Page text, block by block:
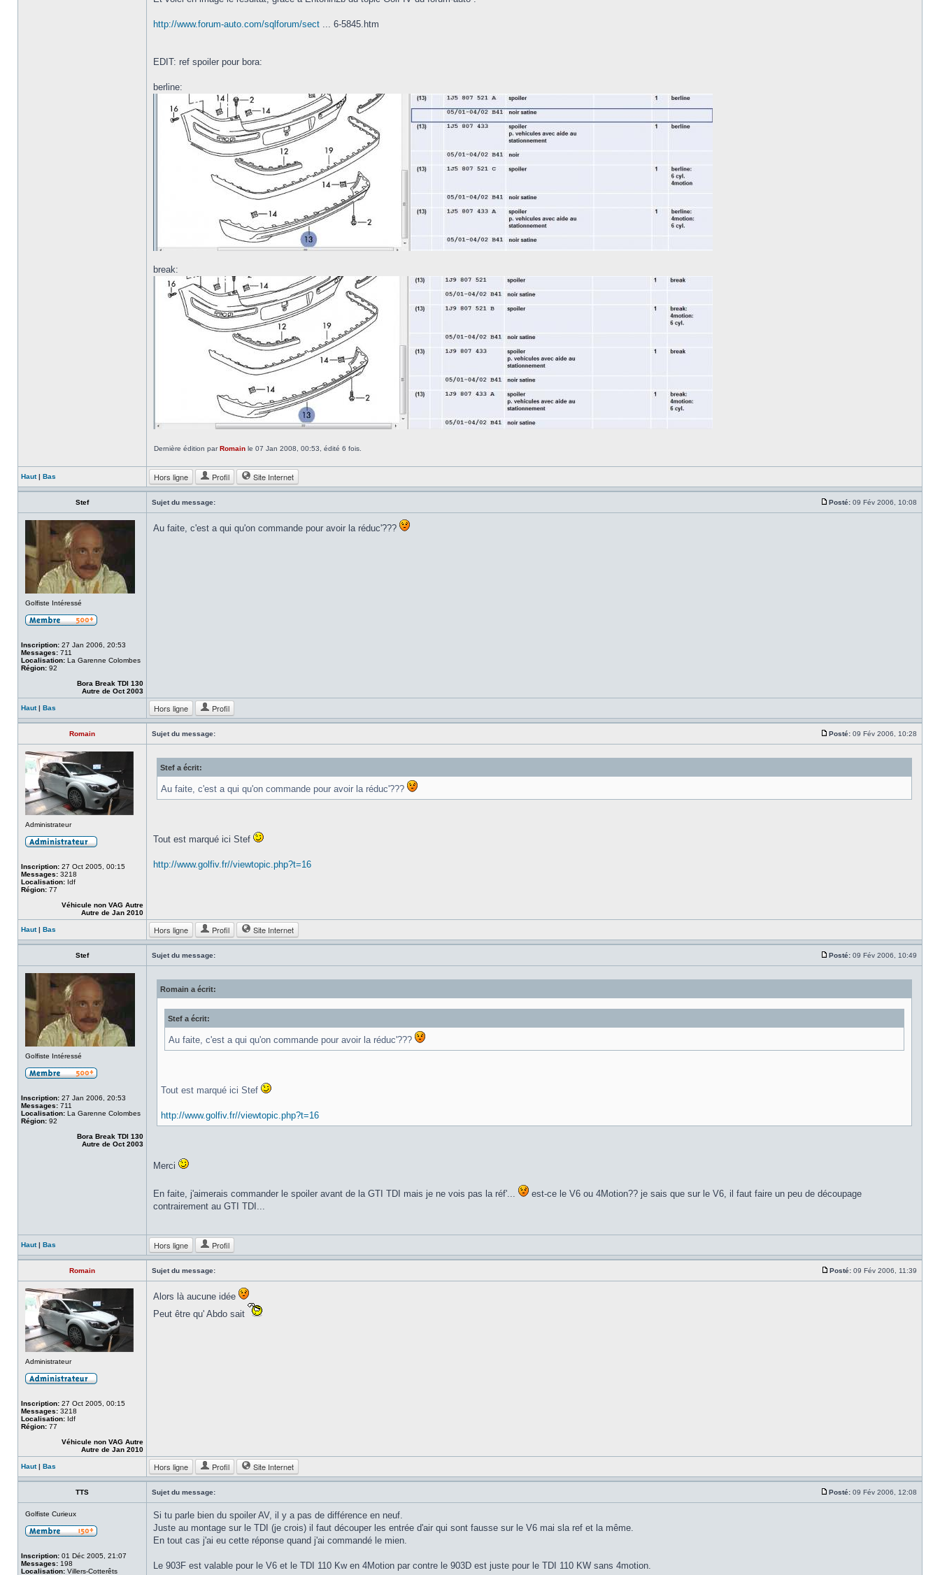
http://www.forum-auto.com/sqlforum/sect ... 6-5845.htm
EDIT: ref spoiler pour bora:
berline:
break:
Dernière édition parRomain le 07 Jan 2008, 00:53, édité 6 fois.
Haut| Bas Hors ligne Profil Site Internet
Stef Sujet du message: Posté: 09 Fév 2006, 10:08
Golfiste Intéressé
Inscription: 27 Jan 2006, 20:53
Messages: 711
Localisation: La Garenne Colombes
Région: 92
Bora Break TDI 130
Autre de Oct 2003
Au faite, c'est a qui qu'on commande pour avoir la réduc'???
Haut| Bas Hors ligne Profil
Romain Sujet du message: Posté: 09 Fév 2006, 10:28
Administrateur
Inscription: 27 Oct 2005, 00:15
Messages: 3218
Localisation: Idf
Région: 77
Véhicule non VAG Autre
Autre de Jan 2010
Stef a écrit:
Au faite, c'est a qui qu'on commande pour avoir la réduc'???
Tout est marqué ici Stef
http://www.golfiv.fr//viewtopic.php?t=16
Haut| Bas Hors ligne Profil Site Internet
Stef Sujet du message: Posté: 09 Fév 2006, 10:49
Golfiste Intéressé
Inscription: 27 Jan 2006, 20:53
Messages: 711
Localisation: La Garenne Colombes
Région: 92
Bora Break TDI 130
Autre de Oct 2003
Romain a écrit:
Stef a écrit:
Au faite, c'est a qui qu'on commande pour avoir la réduc'???
Tout est marqué ici Stef
http://www.golfiv.fr//viewtopic.php?t=16
Merci
En faite, j'aimerais commander le spoiler avant de la GTI TDI mais je ne vois pas la réf'...
est-ce le V6 ou 4Motion?? je sais que sur le V6, il faut faire un peu de découpage
contrairement au GTI TDI...
Haut| Bas Hors ligne Profil
Romain Sujet du message: Posté: 09 Fév 2006, 11:39
Administrateur
Inscription: 27 Oct 2005, 00:15
Messages: 3218
Localisation: Idf
Région: 77
Véhicule non VAG Autre
Autre de Jan 2010
Alors là aucune idée
Peut être qu' Abdo sait
Haut| Bas Hors ligne Profil Site Internet
TTS Sujet du message: Posté: 09 Fév 2006, 12:08
Golfiste Curieux
Inscription: 01 Déc 2005, 21:07
Messages: 198
Localisation: Villers-Cotterêts
Si tu parle bien du spoiler AV, il y a pas de différence en neuf.
Juste au montage sur le TDI (je crois) il faut découper les entrée d'air qui sont fausse sur le V6 mai sla ref et la même.
En tout cas j'ai eu cette réponse quand j'ai commandé le mien.
Le 903F est valable pour le V6 et le TDI 110 Kw en 4Motion par contre le 903D est juste pour le TDI 110 KW sans 4motion.